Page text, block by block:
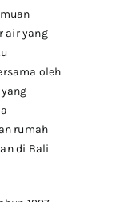
air yang
oleh
rumah
di Bali